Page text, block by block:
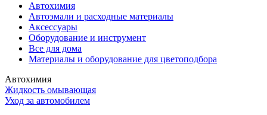
Автохимия
Автоэмали и расходные материалы
Аксессуары
Оборудование и инструмент
Все для дома
Материалы и оборудование для цветоподбора
Автохимия
Жидкость омывающая
Уход за автомобилем